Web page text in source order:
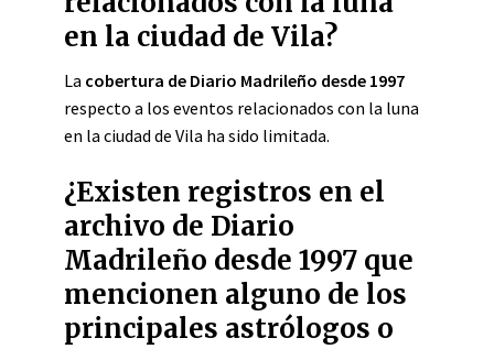
en la ciudad de Vila?
La cobertura de Diario Madrileño desde 1997
respecto a los eventos relacionados con la luna
en la ciudad de Vila ha sido limitada.
¿Existen registros en el
archivo de Diario
Madrileño desde 1997 que
mencionen alguno de los
principales astrólogos o